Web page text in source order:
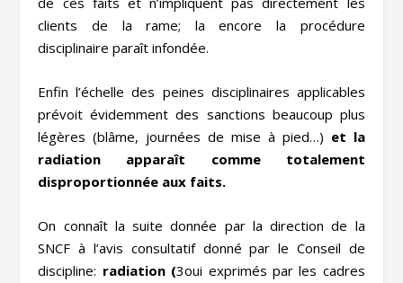
clients de la rame; la encore la procédure
disciplinaire paraît infondée.
Enfin l’échelle des peines disciplinaires applicables
prévoit évidemment des sanctions beaucoup plus
légères (blâme, journées de mise à pied…) et la
radiation apparaît comme totalement
disproportionnée aux faits.
On connaît la suite donnée par la direction de la
SNCF à l’avis consultatif donné par le Conseil de
discipline: radiation (3oui exprimés par les cadres